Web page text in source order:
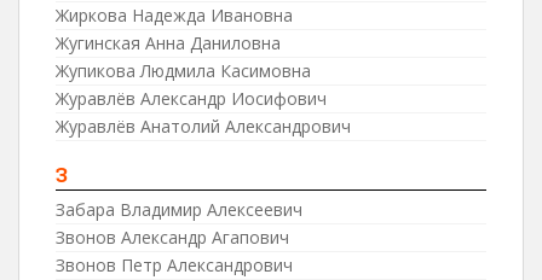
Жиркова Надежда Ивановна
Жугинская Анна Даниловна
Жупикова Людмила Касимовна
Журавлёв Александр Иосифович
Журавлёв Анатолий Александрович
З
Забара Владимир Алексеевич
Звонов Александр Агапович
Звонов Петр Александрович